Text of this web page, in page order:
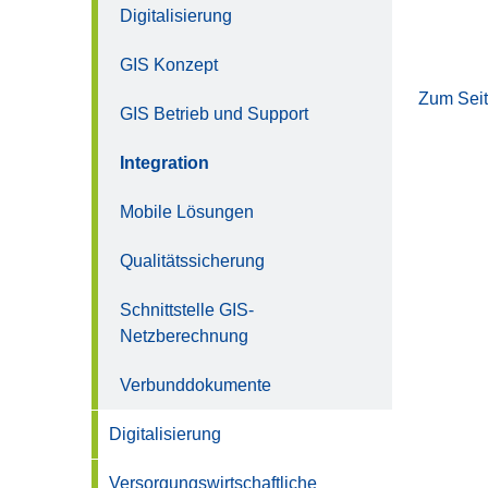
Digitalisierung
GIS Konzept
GIS Betrieb und Support
Integration
Mobile Lösungen
Qualitätssicherung
Schnittstelle GIS-
Netzberechnung
Verbunddokumente
Digitalisierung
Versorgungswirtschaftliche
Zum